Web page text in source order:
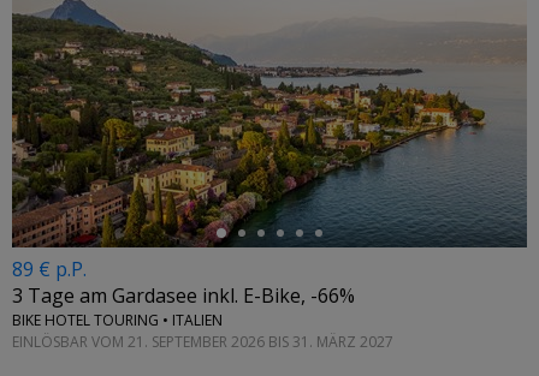
←
89 € p.P.
3 Tage am Gardasee inkl. E-Bike, -66%
BIKE HOTEL TOURING • ITALIEN
EINLÖSBAR VOM 21. SEPTEMBER 2026 BIS 31. MÄRZ 2027